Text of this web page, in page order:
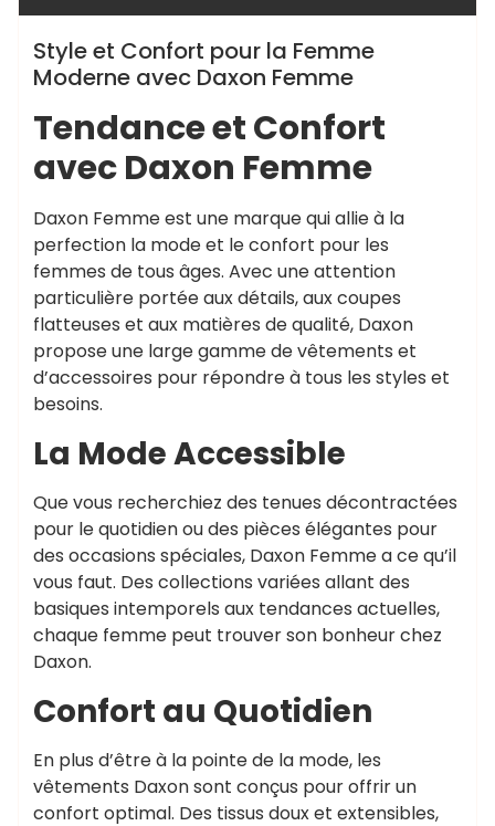
Style et Confort pour la Femme
Moderne avec Daxon Femme
Tendance et Confort
avec Daxon Femme
Daxon Femme est une marque qui allie à la
perfection la mode et le confort pour les
femmes de tous âges. Avec une attention
particulière portée aux détails, aux coupes
flatteuses et aux matières de qualité, Daxon
propose une large gamme de vêtements et
d’accessoires pour répondre à tous les styles et
besoins.
La Mode Accessible
Que vous recherchiez des tenues décontractées
pour le quotidien ou des pièces élégantes pour
des occasions spéciales, Daxon Femme a ce qu’il
vous faut. Des collections variées allant des
basiques intemporels aux tendances actuelles,
chaque femme peut trouver son bonheur chez
Daxon.
Confort au Quotidien
En plus d’être à la pointe de la mode, les
vêtements Daxon sont conçus pour offrir un
confort optimal. Des tissus doux et extensibles,